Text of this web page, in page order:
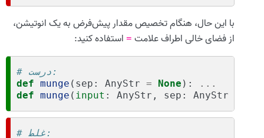
با این حال، هنگام تخصیص مقدار پیش‌فرض به یک انوتیشن،
از فضای خالی اطراف علامت = استفاده کنید:
# درست:
def munge ( sep : AnyStr = None ):
...
def munge ( input : AnyStr , sep : AnyStr
# غلط: